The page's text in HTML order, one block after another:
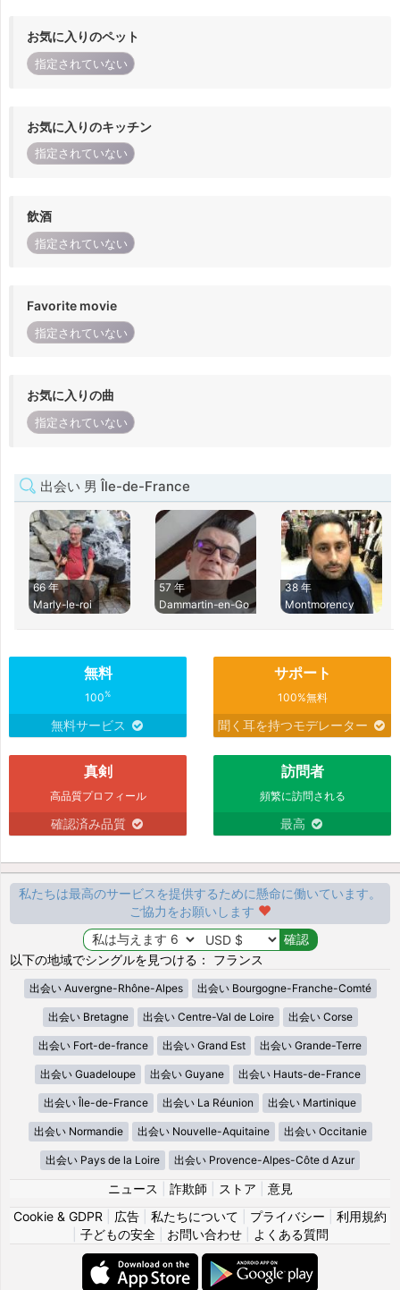
お気に入りのペット
指定されていない
お気に入りのキッチン
指定されていない
飲酒
指定されていない
Favorite movie
指定されていない
お気に入りの曲
指定されていない
出会い 男 Île-de-France
66 年
Marly-le-roi
57 年
Dammartin-en-Go
38 年
Montmorency
無料
100%
無料サービス
サポート
100%無料
聞く耳を持つモデレーター
真剣
高品質プロフィール
確認済み品質
訪問者
頻繁に訪問される
最高
私たちは最高のサービスを提供するために懸命に働いています。
ご協力をお願いします
以下の地域でシングルを見つける： フランス
出会い Auvergne-Rhône-Alpes 出会い Bourgogne-Franche-Comté
出会い Bretagne 出会い Centre-Val de Loire 出会い Corse
出会い Fort-de-france 出会い Grand Est 出会い Grande-Terre
出会い Guadeloupe 出会い Guyane 出会い Hauts-de-France
出会い Île-de-France 出会い La Réunion 出会い Martinique
出会い Normandie 出会い Nouvelle-Aquitaine 出会い Occitanie
出会い Pays de la Loire 出会い Provence-Alpes-Côte d Azur
ニュース 詐欺師 ストア
意見
Cookie & GDPR
広告 私たちについて プライバシー
利用規約
子どもの安全| お問い合わせ| よくある質問